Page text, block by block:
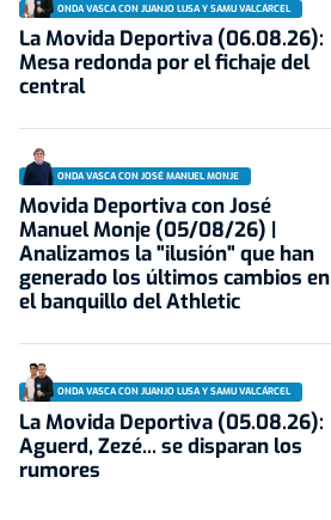
ONDA VASCA CON JUANJO LUSA Y SAMU VALCÁRCEL
La Movida Deportiva (06.08.26):
Mesa redonda por el fichaje del
central
ONDA VASCA CON JOSÉ MANUEL MONJE
Movida Deportiva con José
Manuel Monje (05/08/26) |
Analizamos la "ilusión" que han
generado los últimos cambios en
el banquillo del Athletic
ONDA VASCA CON JUANJO LUSA Y SAMU VALCÁRCEL
La Movida Deportiva (05.08.26):
Aguerd, Zezé... se disparan los
rumores